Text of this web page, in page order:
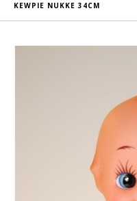
KEWPIE NUKKE 34CM